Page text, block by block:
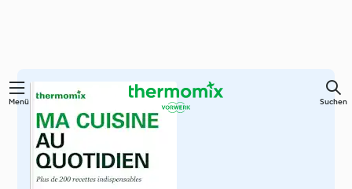
Springe
Hauptinhalt
Menü Suchen